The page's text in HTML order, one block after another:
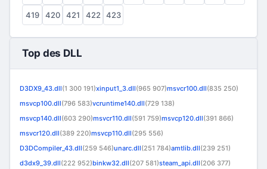
419 420 421 422 423
Top des DLL
D3DX9_43.dll(1 300 191)xinput1_3.dll(965 907)msvcr100.dll(835 250)
msvcp100.dll(796 583)vcruntime140.dll(729 138)
msvcp140.dll(603 290)msvcr110.dll(591 759)msvcp120.dll(391 866)
msvcr120.dll(389 220)msvcp110.dll(295 556)
D3DCompiler_43.dll(259 546)unarc.dll(251 784)amtlib.dll(239 251)
d3dx9_39.dll(222 952)binkw32.dll(207 581)steam_api.dll(206 377)